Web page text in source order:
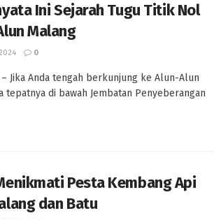
Ini Sejarah Tugu Titik Nol
Malang
0
– Jika Anda tengah berkunjung ke Alun-Alun
tepatnya di bawah Jembatan Penyeberangan
Pesta Kembang Api
dan Batu